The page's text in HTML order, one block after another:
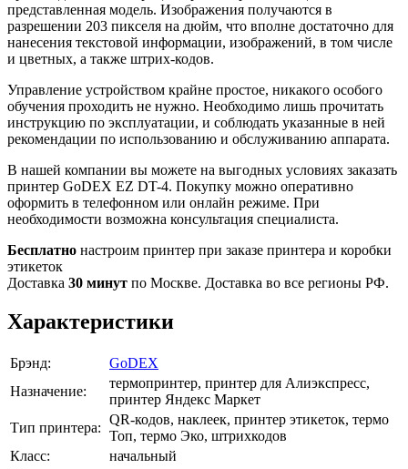
представленная модель. Изображения получаются в
разрешении 203 пикселя на дюйм, что вполне достаточно для
нанесения текстовой информации, изображений, в том числе
и цветных, а также штрих-кодов.
Управление устройством крайне простое, никакого особого
обучения проходить не нужно. Необходимо лишь прочитать
инструкцию по эксплуатации, и соблюдать указанные в ней
рекомендации по использованию и обслуживанию аппарата.
В нашей компании вы можете на выгодных условиях заказать
принтер GoDEX EZ DT-4. Покупку можно оперативно
оформить в телефонном или онлайн режиме. При
необходимости возможна консультация специалиста.
Бесплатно настроим принтер при заказе принтера и коробки
этикеток
Доставка 30 минут по Москве. Доставка во все регионы РФ.
Характеристики
Брэнд:
GoDEX
Назначение:
термопринтер, принтер для Алиэкспресс,
принтер Яндекс Маркет
Тип принтера:
QR-кодов, наклеек, принтер этикеток, термо
Топ, термо Эко, штрихкодов
Класс:
начальный